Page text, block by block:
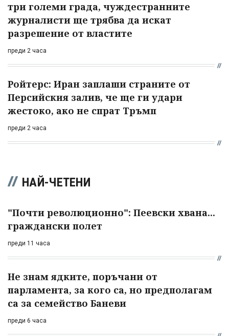
три големи града, чуждестранните
журналисти ще трябва да искат
разрешение от властите
преди 2 часа
Ройтерс: Иран заплаши страните от
Персийския залив, че ще ги удари
жестоко, ако не спрат Тръмп
преди 2 часа
НАЙ-ЧЕТЕНИ
"Почти революционно": Пеевски хвана...
граждански полет
преди 11 часа
Не знам ядките, поръчани от
парламента, за кого са, но предполагам
са за семейство Баневи
преди 6 часа